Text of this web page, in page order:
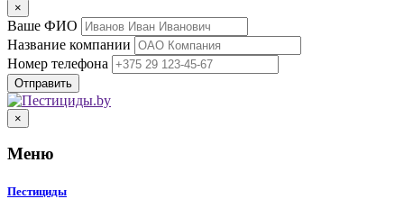
×
Ваше ФИО
Название компании
Номер телефона
×
Меню
Пестициды